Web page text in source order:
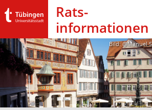
Rats­
informationen
Bild: @Manuel